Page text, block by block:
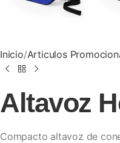
Inicio Articulos
Altavoz
Compacto altavoz de